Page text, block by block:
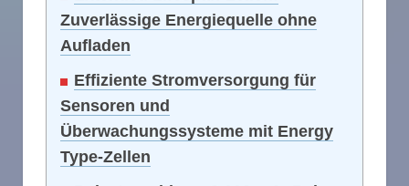
Zuverlässige Energiequelle ohne
Aufladen
Effiziente Stromversorgung für
Sensoren und
Überwachungssysteme mit Energy
Type-Zellen